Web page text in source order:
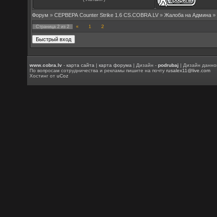
Форум » СЕРВЕРА Counter Strike 1.6 CS.COBRA.LV » Жалоба на Админа »
Страница2 из2 « 1 2
www.cobra.lv -карта сайта |карта форума | Дизайн -podrubaj | Дизайн
По вопросам сотрудничества и рекламы пишите на почтуrusalex11@live.com
Хостинг отuCoz